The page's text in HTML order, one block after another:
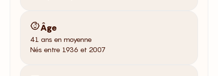
Âge
41 ans en moyenne
Nés entre 1936 et 2007